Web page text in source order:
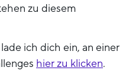
zu diesem
ich dich ein, an einer
hier zu klicken.